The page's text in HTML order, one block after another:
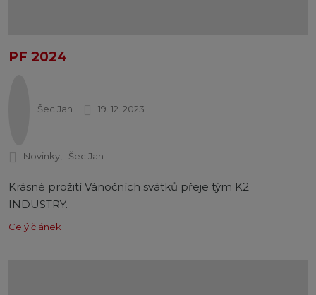
PF 2024
Šec Jan 19. 12. 2023
Novinky Šec Jan
Krásné prožití Vánočních svátků přeje tým K2
INDUSTRY.
Celý článek